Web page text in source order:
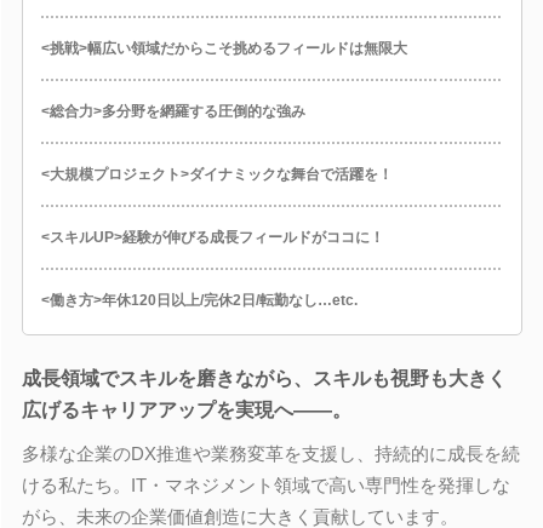
<挑戦>幅広い領域だからこそ挑めるフィールドは無限大
<総合力>多分野を網羅する圧倒的な強み
<大規模プロジェクト>ダイナミックな舞台で活躍を！
<スキルUP>経験が伸びる成長フィールドがココに！
<働き方>年休120日以上/完休2日/転勤なし…etc.
成長領域でスキルを磨きながら、スキルも視野も大きく
広げるキャリアアップを実現へ――。
多様な企業のDX推進や業務変革を支援し、持続的に成長を続
ける私たち。IT・マネジメント領域で高い専門性を発揮しな
がら、未来の企業価値創造に大きく貢献しています。